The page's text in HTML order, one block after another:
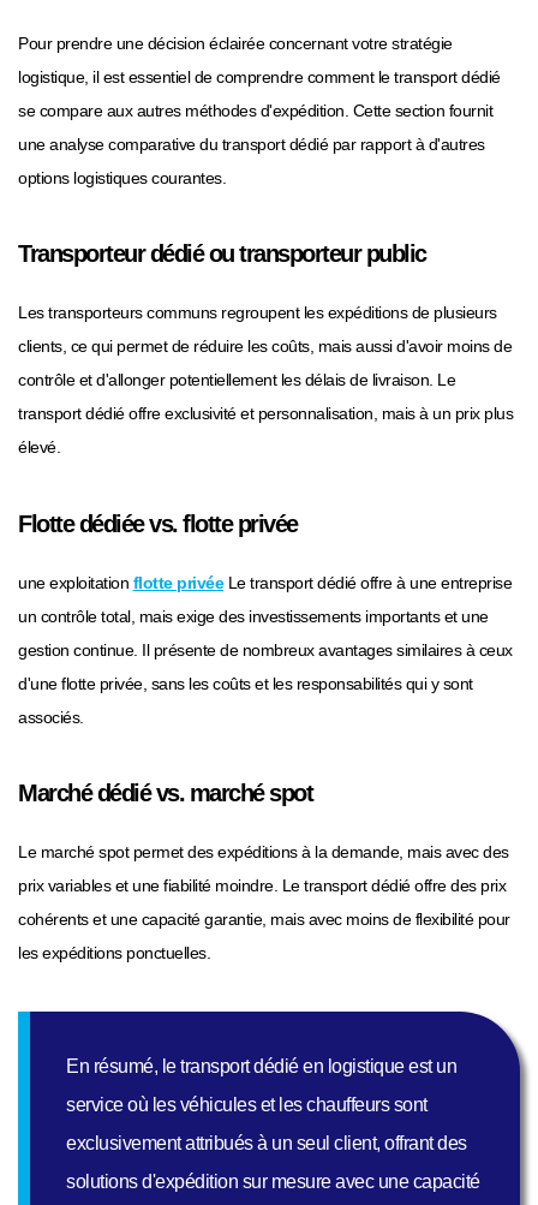
Pour prendre une décision éclairée concernant votre stratégie
logistique, il est essentiel de comprendre comment le transport dédié
se compare aux autres méthodes d'expédition. Cette section fournit
une analyse comparative du transport dédié par rapport à d'autres
options logistiques courantes.
Transporteur dédié ou transporteur public
Les transporteurs communs regroupent les expéditions de plusieurs
clients, ce qui permet de réduire les coûts, mais aussi d'avoir moins de
contrôle et d'allonger potentiellement les délais de livraison. Le
transport dédié offre exclusivité et personnalisation, mais à un prix plus
élevé.
Flotte dédiée vs. flotte privée
une exploitation flotte privéeLe transport dédié offre à une entreprise
un contrôle total, mais exige des investissements importants et une
gestion continue. Il présente de nombreux avantages similaires à ceux
d'une flotte privée, sans les coûts et les responsabilités qui y sont
associés.
Marché dédié vs. marché spot
Le marché spot permet des expéditions à la demande, mais avec des
prix variables et une fiabilité moindre. Le transport dédié offre des prix
cohérents et une capacité garantie, mais avec moins de flexibilité pour
les expéditions ponctuelles.
En résumé, le transport dédié en logistique est un
service où les véhicules et les chauffeurs sont
exclusivement attribués à un seul client, offrant des
solutions d'expédition sur mesure avec une capacité